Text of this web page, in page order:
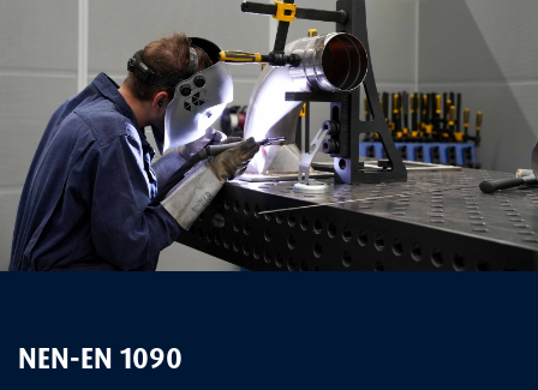
NEN-EN 1090